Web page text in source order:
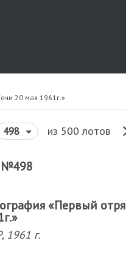
20 мая 1961г.»
498 из 500 лотов
«Первый
1961 г.